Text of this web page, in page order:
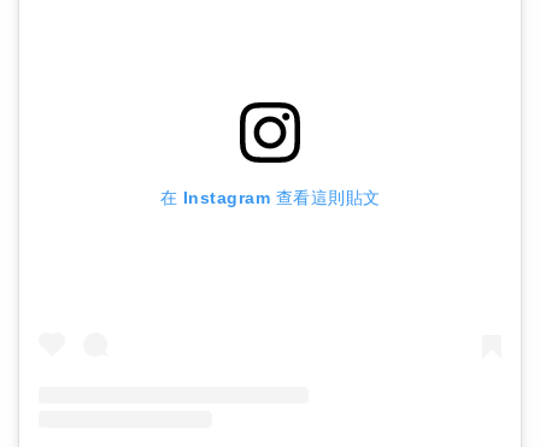
在 Instagram 查看這則貼文